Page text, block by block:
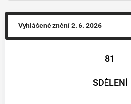
Vyhlášené znění2. 6. 2026
81
SDĚLENÍ